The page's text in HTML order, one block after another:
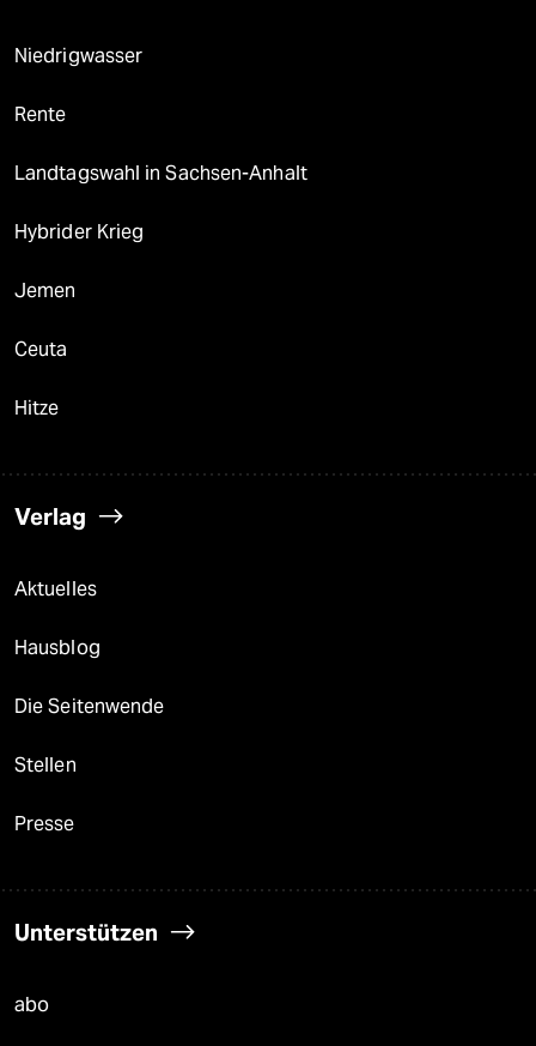
Niedrigwasser
Rente
Landtagswahl in Sachsen-Anhalt
Hybrider Krieg
Jemen
Ceuta
Hitze
Verlag
Aktuelles
Hausblog
Die Seitenwende
Stellen
Presse
Unterstützen
abo